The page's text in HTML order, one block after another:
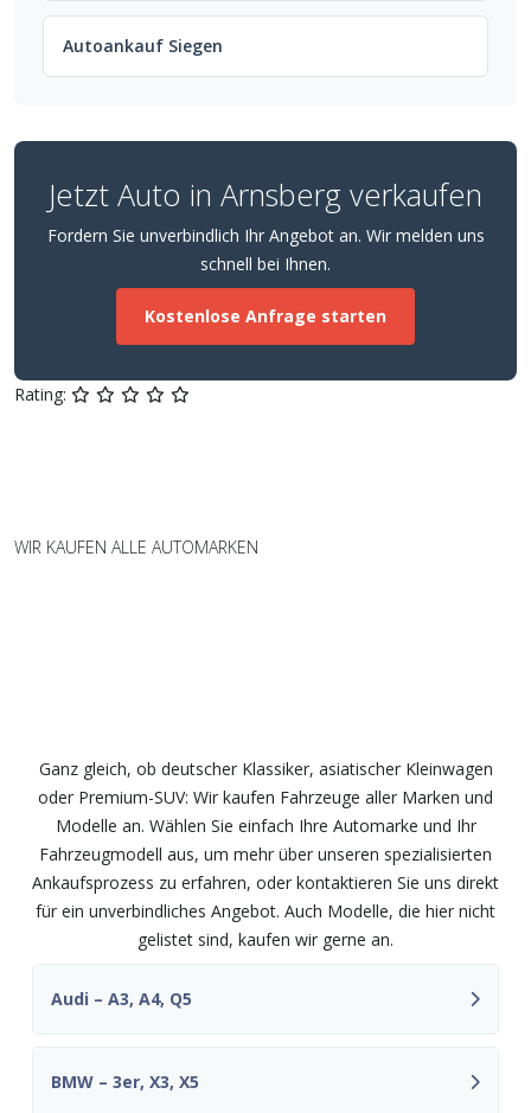
Autoankauf Siegen
Jetzt Auto in Arnsberg verkaufen
Fordern Sie unverbindlich Ihr Angebot an. Wir melden uns
schnell bei Ihnen.
Kostenlose Anfrage starten
Rating:
WIR KAUFEN ALLE AUTOMARKEN
Ganz gleich, ob deutscher Klassiker, asiatischer Kleinwagen
oder Premium-SUV: Wir kaufen Fahrzeuge aller Marken und
Modelle an. Wählen Sie einfach Ihre Automarke und Ihr
Fahrzeugmodell aus, um mehr über unseren spezialisierten
Ankaufsprozess zu erfahren, oder kontaktieren Sie uns direkt
für ein unverbindliches Angebot. Auch Modelle, die hier nicht
gelistet sind, kaufen wir gerne an.
Audi – A3, A4, Q5
BMW – 3er, X3, X5